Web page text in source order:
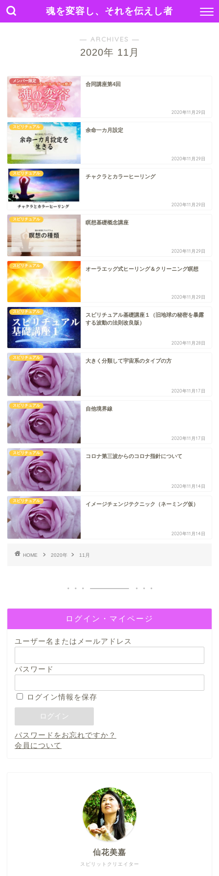
魂を変容し、それを伝えし者
― ARCHIVES ―
2020年 11月
メンバー限定
合同講座第4回
2020年11月29日
スピリチュアル
余命一カ月設定
2020年11月29日
スピリチュアル
チャクラとカラーヒーリング
2020年11月29日
スピリチュアル
瞑想基礎概念講座
2020年11月29日
スピリチュアル
オーラエッグ式ヒーリング＆クリーニング瞑想
2020年11月29日
スピリチュアル
スピリチュアル基礎講座１（旧地球の秘密を暴露
する波動の法則改良版）
2020年11月28日
スピリチュアル
大きく分類して宇宙系のタイプの方
2020年11月17日
スピリチュアル
自他境界線
2020年11月17日
スピリチュアル
コロナ第三波からのコロナ指針について
2020年11月14日
スピリチュアル
イメージチェンジテクニック（ネーミング仮）
2020年11月14日
HOME 2020年 11月
ログイン・マイページ
ユーザー名またはメールアドレス
パスワード
ログイン情報を保存
パスワードをお忘れですか？
会員について
スピリットクリエイター
仙花美嘉